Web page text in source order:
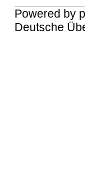
Powered by
Deutsche